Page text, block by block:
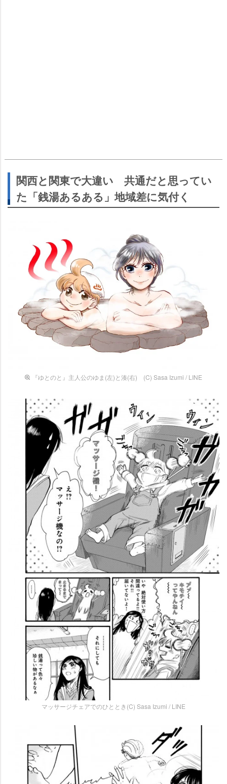
関西と関東で大違い 共通だと思ってい
た「銭湯あるある」地域差に気付く
『ゆとのと』主人公のゆま(左)と湊(右) (C) Sasa Izumi / LINE
マッサージチェアでのひととき(C) Sasa Izumi / LINE